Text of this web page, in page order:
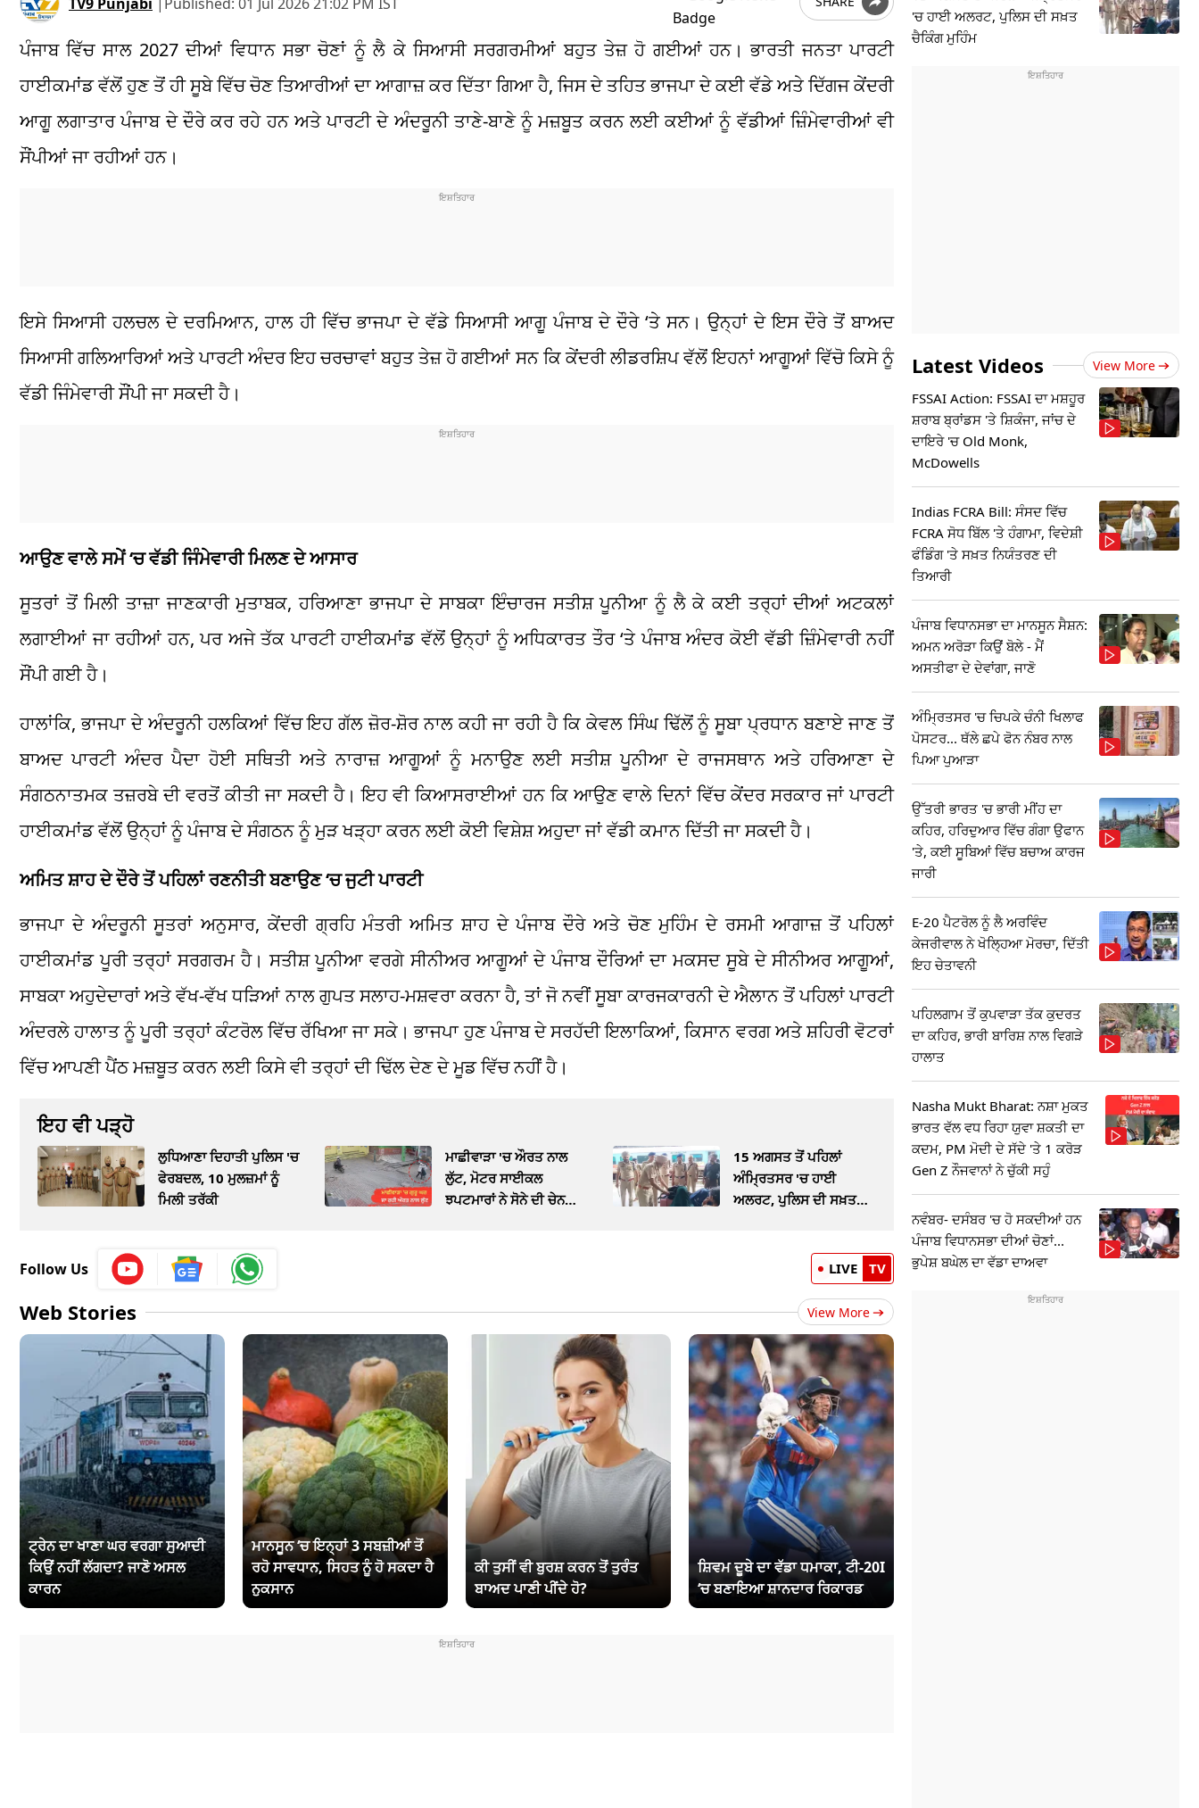
ਪੰਜਾਬ ਵਿੱਚ ਸਾਲ 2027 ਦੀਆਂ ਵਿਧਾਨ ਸਭਾ ਚੋਣਾਂ ਨੂੰ ਲੈ ਕੇ ਸਿਆਸੀ ਸਰਗਰਮੀਆਂ ਬਹੁਤ ਤੇਜ਼ ਹੋ ਗਈਆਂ ਹਨ। ਭਾਰਤੀ ਜਨਤਾ ਪਾਰਟੀ
ਹਾਈਕਮਾਂਡ ਵੱਲੋਂ ਹੁਣ ਤੋਂ ਹੀ ਸੂਬੇ ਵਿੱਚ ਚੋਣ ਤਿਆਰੀਆਂ ਦਾ ਆਗਾਜ਼ ਕਰ ਦਿੱਤਾ ਗਿਆ ਹੈ, ਜਿਸ ਦੇ ਤਹਿਤ ਭਾਜਪਾ ਦੇ ਕਈ ਵੱਡੇ ਅਤੇ ਦਿੱਗਜ ਕੇਂਦਰੀ
ਆਗੂ ਲਗਾਤਾਰ ਪੰਜਾਬ ਦੇ ਦੌਰੇ ਕਰ ਰਹੇ ਹਨ ਅਤੇ ਪਾਰਟੀ ਦੇ ਅੰਦਰੂਨੀ ਤਾਣੇ-ਬਾਣੇ ਨੂੰ ਮਜ਼ਬੂਤ ਕਰਨ ਲਈ ਕਈਆਂ ਨੂੰ ਵੱਡੀਆਂ ਜ਼ਿੰਮੇਵਾਰੀਆਂ ਵੀ
ਸੌਂਪੀਆਂ ਜਾ ਰਹੀਆਂ ਹਨ।
ਇਸੇ ਸਿਆਸੀ ਹਲਚਲ ਦੇ ਦਰਮਿਆਨ, ਹਾਲ ਹੀ ਵਿੱਚ ਭਾਜਪਾ ਦੇ ਵੱਡੇ ਸਿਆਸੀ ਆਗੂ ਪੰਜਾਬ ਦੇ ਦੌਰੇ ‘ਤੇ ਸਨ। ਉਨ੍ਹਾਂ ਦੇ ਇਸ ਦੌਰੇ ਤੋਂ ਬਾਅਦ
ਸਿਆਸੀ ਗਲਿਆਰਿਆਂ ਅਤੇ ਪਾਰਟੀ ਅੰਦਰ ਇਹ ਚਰਚਾਵਾਂ ਬਹੁਤ ਤੇਜ਼ ਹੋ ਗਈਆਂ ਸਨ ਕਿ ਕੇਂਦਰੀ ਲੀਡਰਸ਼ਿਪ ਵੱਲੋਂ ਇਹਨਾਂ ਆਗੂਆਂ ਵਿੱਚੋ ਕਿਸੇ ਨੂੰ
ਵੱਡੀ ਜਿੰਮੇਵਾਰੀ ਸੌਂਪੀ ਜਾ ਸਕਦੀ ਹੈ।
ਆਉਣ ਵਾਲੇ ਸਮੇਂ ‘ਚ ਵੱਡੀ ਜਿੰਮੇਵਾਰੀ ਮਿਲਣ ਦੇ ਆਸਾਰ
ਸੂਤਰਾਂ ਤੋਂ ਮਿਲੀ ਤਾਜ਼ਾ ਜਾਣਕਾਰੀ ਮੁਤਾਬਕ, ਹਰਿਆਣਾ ਭਾਜਪਾ ਦੇ ਸਾਬਕਾ ਇੰਚਾਰਜ ਸਤੀਸ਼ ਪੂਨੀਆ ਨੂੰ ਲੈ ਕੇ ਕਈ ਤਰ੍ਹਾਂ ਦੀਆਂ ਅਟਕਲਾਂ
ਲਗਾਈਆਂ ਜਾ ਰਹੀਆਂ ਹਨ, ਪਰ ਅਜੇ ਤੱਕ ਪਾਰਟੀ ਹਾਈਕਮਾਂਡ ਵੱਲੋਂ ਉਨ੍ਹਾਂ ਨੂੰ ਅਧਿਕਾਰਤ ਤੌਰ ‘ਤੇ ਪੰਜਾਬ ਅੰਦਰ ਕੋਈ ਵੱਡੀ ਜ਼ਿੰਮੇਵਾਰੀ ਨਹੀਂ
ਸੌਂਪੀ ਗਈ ਹੈ।
ਹਾਲਾਂਕਿ, ਭਾਜਪਾ ਦੇ ਅੰਦਰੂਨੀ ਹਲਕਿਆਂ ਵਿੱਚ ਇਹ ਗੱਲ ਜ਼ੋਰ-ਸ਼ੋਰ ਨਾਲ ਕਹੀ ਜਾ ਰਹੀ ਹੈ ਕਿ ਕੇਵਲ ਸਿੰਘ ਢਿੱਲੋਂ ਨੂੰ ਸੂਬਾ ਪ੍ਰਧਾਨ ਬਣਾਏ ਜਾਣ ਤੋਂ
ਬਾਅਦ ਪਾਰਟੀ ਅੰਦਰ ਪੈਦਾ ਹੋਈ ਸਥਿਤੀ ਅਤੇ ਨਾਰਾਜ਼ ਆਗੂਆਂ ਨੂੰ ਮਨਾਉਣ ਲਈ ਸਤੀਸ਼ ਪੂਨੀਆ ਦੇ ਰਾਜਸਥਾਨ ਅਤੇ ਹਰਿਆਣਾ ਦੇ
ਸੰਗਠਨਾਤਮਕ ਤਜ਼ਰਬੇ ਦੀ ਵਰਤੋਂ ਕੀਤੀ ਜਾ ਸਕਦੀ ਹੈ। ਇਹ ਵੀ ਕਿਆਸਰਾਈਆਂ ਹਨ ਕਿ ਆਉਣ ਵਾਲੇ ਦਿਨਾਂ ਵਿੱਚ ਕੇਂਦਰ ਸਰਕਾਰ ਜਾਂ ਪਾਰਟੀ
ਹਾਈਕਮਾਂਡ ਵੱਲੋਂ ਉਨ੍ਹਾਂ ਨੂੰ ਪੰਜਾਬ ਦੇ ਸੰਗਠਨ ਨੂੰ ਮੁੜ ਖੜ੍ਹਾ ਕਰਨ ਲਈ ਕੋਈ ਵਿਸ਼ੇਸ਼ ਅਹੁਦਾ ਜਾਂ ਵੱਡੀ ਕਮਾਨ ਦਿੱਤੀ ਜਾ ਸਕਦੀ ਹੈ।
ਅਮਿਤ ਸ਼ਾਹ ਦੇ ਦੌਰੇ ਤੋਂ ਪਹਿਲਾਂ ਰਣਨੀਤੀ ਬਣਾਉਣ ‘ਚ ਜੁਟੀ ਪਾਰਟੀ
ਭਾਜਪਾ ਦੇ ਅੰਦਰੂਨੀ ਸੂਤਰਾਂ ਅਨੁਸਾਰ, ਕੇਂਦਰੀ ਗ੍ਰਹਿ ਮੰਤਰੀ ਅਮਿਤ ਸ਼ਾਹ ਦੇ ਪੰਜਾਬ ਦੌਰੇ ਅਤੇ ਚੋਣ ਮੁਹਿੰਮ ਦੇ ਰਸਮੀ ਆਗਾਜ਼ ਤੋਂ ਪਹਿਲਾਂ
ਹਾਈਕਮਾਂਡ ਪੂਰੀ ਤਰ੍ਹਾਂ ਸਰਗਰਮ ਹੈ। ਸਤੀਸ਼ ਪੂਨੀਆ ਵਰਗੇ ਸੀਨੀਅਰ ਆਗੂਆਂ ਦੇ ਪੰਜਾਬ ਦੌਰਿਆਂ ਦਾ ਮਕਸਦ ਸੂਬੇ ਦੇ ਸੀਨੀਅਰ ਆਗੂਆਂ,
ਸਾਬਕਾ ਅਹੁਦੇਦਾਰਾਂ ਅਤੇ ਵੱਖ-ਵੱਖ ਧੜਿਆਂ ਨਾਲ ਗੁਪਤ ਸਲਾਹ-ਮਸ਼ਵਰਾ ਕਰਨਾ ਹੈ, ਤਾਂ ਜੋ ਨਵੀਂ ਸੂਬਾ ਕਾਰਜਕਾਰਨੀ ਦੇ ਐਲਾਨ ਤੋਂ ਪਹਿਲਾਂ ਪਾਰਟੀ
ਅੰਦਰਲੇ ਹਾਲਾਤ ਨੂੰ ਪੂਰੀ ਤਰ੍ਹਾਂ ਕੰਟਰੋਲ ਵਿੱਚ ਰੱਖਿਆ ਜਾ ਸਕੇ। ਭਾਜਪਾ ਹੁਣ ਪੰਜਾਬ ਦੇ ਸਰਹੱਦੀ ਇਲਾਕਿਆਂ, ਕਿਸਾਨ ਵਰਗ ਅਤੇ ਸ਼ਹਿਰੀ ਵੋਟਰਾਂ
ਵਿੱਚ ਆਪਣੀ ਪੈਂਠ ਮਜ਼ਬੂਤ ਕਰਨ ਲਈ ਕਿਸੇ ਵੀ ਤਰ੍ਹਾਂ ਦੀ ਢਿੱਲ ਦੇਣ ਦੇ ਮੂਡ ਵਿੱਚ ਨਹੀਂ ਹੈ।
ਇਹ ਵੀ ਪੜ੍ਹੋ
ਲੁਧਿਆਣਾ ਦਿਹਾਤੀ ਪੁਲਿਸ 'ਚ
ਫੇਰਬਦਲ, 10 ਮੁਲਜ਼ਮਾਂ ਨੂੰ
ਮਿਲੀ ਤਰੱਕੀ
ਮਾਛੀਵਾੜਾ 'ਚ ਔਰਤ ਨਾਲ
ਲੁੱਟ, ਮੋਟਰ ਸਾਈਕਲ
ਝਪਟਮਾਰਾਂ ਨੇ ਸੋਨੇ ਦੀ ਚੇਨ
15 ਅਗਸਤ ਤੋਂ ਪਹਿਲਾਂ
ਅੰਮ੍ਰਿਤਸਰ 'ਚ ਹਾਈ
ਅਲਰਟ, ਪੁਲਿਸ ਦੀ ਸਖ਼ਤ
Follow Us LIVE TV
Web Stories View More
ਟ੍ਰੇਨ ਦਾ ਖਾਣਾ ਘਰ ਵਰਗਾ ਸੁਆਦੀ
ਕਿਉਂ ਨਹੀਂ ਲੱਗਦਾ? ਜਾਣੋ ਅਸਲ
ਕਾਰਨ
ਮਾਨਸੂਨ ‘ਚ ਇਨ੍ਹਾਂ 3 ਸਬਜ਼ੀਆਂ ਤੋਂ
ਰਹੋ ਸਾਵਧਾਨ, ਸਿਹਤ ਨੂੰ ਹੋ ਸਕਦਾ ਹੈ
ਨੁਕਸਾਨ
ਕੀ ਤੁਸੀਂ ਵੀ ਬੁਰਸ਼ ਕਰਨ ਤੋਂ ਤੁਰੰਤ
ਬਾਅਦ ਪਾਣੀ ਪੀਂਦੇ ਹੋ?
ਸ਼ਿਵਮ ਦੂਬੇ ਦਾ ਵੱਡਾ ਧਮਾਕਾ, ਟੀ-20I
‘ਚ ਬਣਾਇਆ ਸ਼ਾਨਦਾਰ ਰਿਕਾਰਡ
'ਚ ਹਾਈ ਅਲਰਟ, ਪੁਲਿਸ ਦੀ ਸਖ਼ਤ
ਚੈਕਿੰਗ ਮੁਹਿੰਮ
Latest Videos View More
FSSAI Action: FSSAI ਦਾ ਮਸ਼ਹੂਰ
ਸ਼ਰਾਬ ਬ੍ਰਾਂਡਸ 'ਤੇ ਸ਼ਿਕੰਜਾ, ਜਾਂਚ ਦੇ
ਦਾਇਰੇ 'ਚ Old Monk,
McDowells
Indias FCRA Bill: ਸੰਸਦ ਵਿੱਚ
FCRA ਸੋਧ ਬਿੱਲ 'ਤੇ ਹੰਗਾਮਾ, ਵਿਦੇਸ਼ੀ
ਫੰਡਿੰਗ 'ਤੇ ਸਖ਼ਤ ਨਿਯੰਤਰਣ ਦੀ
ਤਿਆਰੀ
ਪੰਜਾਬ ਵਿਧਾਨਸਭਾ ਦਾ ਮਾਨਸੂਨ ਸੈਸ਼ਨ:
ਅਮਨ ਅਰੋੜਾ ਕਿਉਂ ਬੋਲੇ - ਮੈਂ
ਅਸਤੀਫਾ ਦੇ ਦੇਵਾਂਗਾ, ਜਾਣੋ
ਅੰਮ੍ਰਿਤਸਰ 'ਚ ਚਿਪਕੇ ਚੰਨੀ ਖਿਲਾਫ
ਪੋਸਟਰ... ਥੱਲੇ ਛਪੇ ਫੋਨ ਨੰਬਰ ਨਾਲ
ਪਿਆ ਪੁਆੜਾ
ਉੱਤਰੀ ਭਾਰਤ 'ਚ ਭਾਰੀ ਮੀਂਹ ਦਾ
ਕਹਿਰ, ਹਰਿਦੁਆਰ ਵਿੱਚ ਗੰਗਾ ਉਫਾਨ
'ਤੇ, ਕਈ ਸੂਬਿਆਂ ਵਿੱਚ ਬਚਾਅ ਕਾਰਜ
ਜਾਰੀ
E-20 ਪੈਟਰੋਲ ਨੂੰ ਲੈ ਅਰਵਿੰਦ
ਕੇਜਰੀਵਾਲ ਨੇ ਖੋਲ੍ਹਿਆ ਮੋਰਚਾ, ਦਿੱਤੀ
ਇਹ ਚੇਤਾਵਨੀ
ਪਹਿਲਗਾਮ ਤੋਂ ਕੁਪਵਾੜਾ ਤੱਕ ਕੁਦਰਤ
ਦਾ ਕਹਿਰ, ਭਾਰੀ ਬਾਰਿਸ਼ ਨਾਲ ਵਿਗੜੇ
ਹਾਲਾਤ
Nasha Mukt Bharat: ਨਸ਼ਾ ਮੁਕਤ
ਭਾਰਤ ਵੱਲ ਵਧ ਰਿਹਾ ਯੁਵਾ ਸ਼ਕਤੀ ਦਾ
ਕਦਮ, PM ਮੋਦੀ ਦੇ ਸੱਦੇ 'ਤੇ 1 ਕਰੋੜ
Gen Z ਨੌਜਵਾਨਾਂ ਨੇ ਚੁੱਕੀ ਸਹੁੰ
ਨਵੰਬਰ- ਦਸੰਬਰ 'ਚ ਹੋ ਸਕਦੀਆਂ ਹਨ
ਪੰਜਾਬ ਵਿਧਾਨਸਭਾ ਦੀਆਂ ਚੋਣਾਂ...
ਭੁਪੇਸ਼ ਬਘੇਲ ਦਾ ਵੱਡਾ ਦਾਅਵਾ